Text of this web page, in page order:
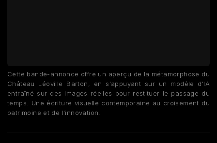
Cette bande-annonce offre un aperçu de la métamorphose du
Château Léoville Barton, en s'appuyant sur un modèle d'IA
entraîné sur des images réelles pour restituer le passage du
temps. Une écriture visuelle contemporaine au croisement du
patrimoine et de l'innovation.